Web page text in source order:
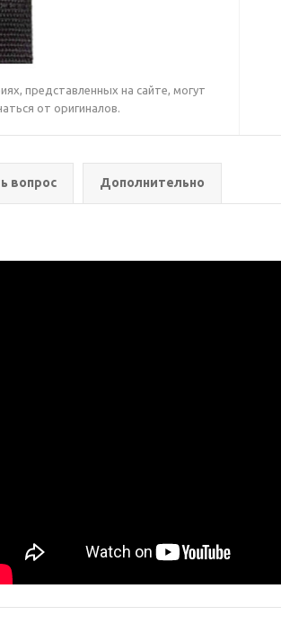
представленных на сайте, могут
от оригиналов.
вопрос Дополнительно